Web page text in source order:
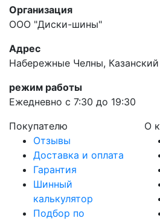
Организация
ООО "Диски-шины"
Адрес
Набережные Челны,
режим работы
Ежедневно с 7:30 до 19:30
Покупателю
Отзывы
Доставка и оплата
Гарантия
Шинный
калькулятор
Подбор по
О